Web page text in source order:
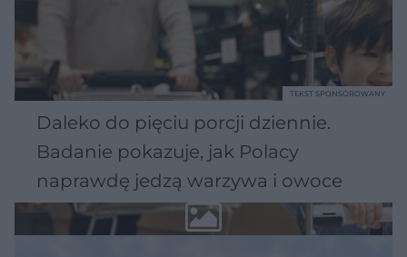
Daleko do pięciu porcji dziennie.
Badanie pokazuje, jak Polacy
naprawdę jedzą warzywa i owoce
TEKST SPONSOROWANY